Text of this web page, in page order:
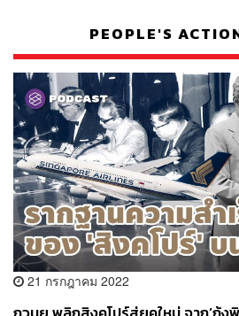
PEOPLE'S
21 กรกฎาคม 2022